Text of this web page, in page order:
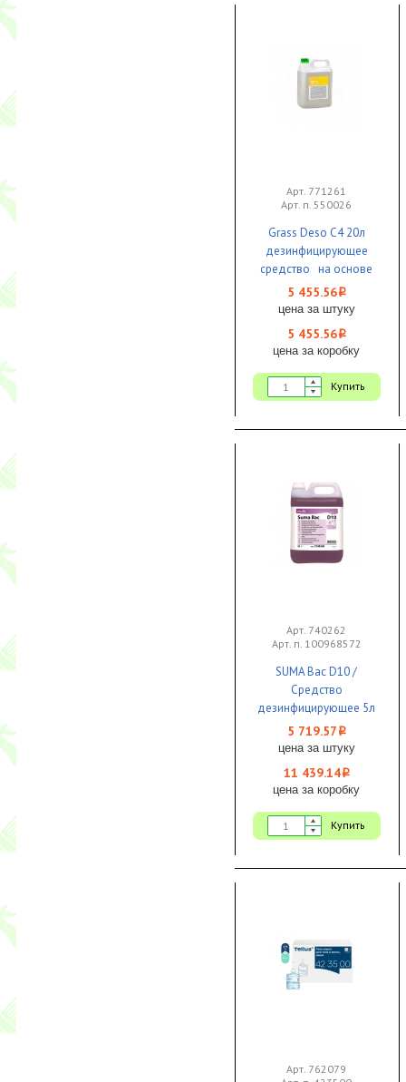
Арт. 771261
Арт. п. 550026
Grass Deso C4 20л
дезинфицирующее
средство на основе
надуксусной кислоты
1/1 ЧЗ
5 455.56i
цена за штуку
5 455.56i
цена за коробку
Купить
Арт. 740262
Арт. п. 100968572
SUMA Bac D10 /
Средство
дезинфицирующее 5л
1/2 ЧЗ
5 719.57 i
цена за штуку
11 439.14i
цена за коробку
Купить
Арт. 762079